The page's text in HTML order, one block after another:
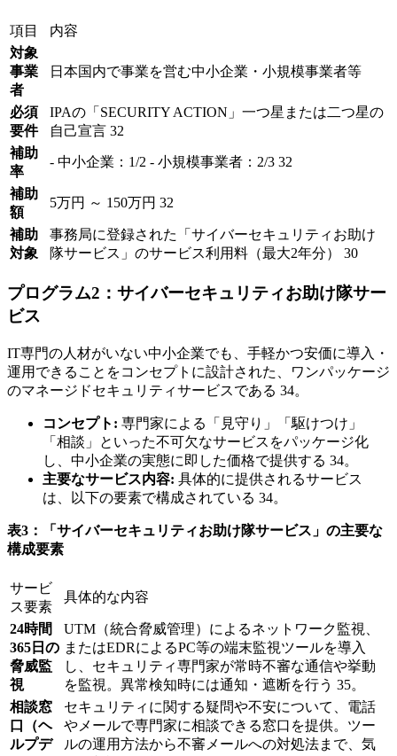
項目
内容
対象
事業
者
日本国内で事業を営む中小企業・小規模事業者等
必須
要件
IPAの「SECURITY ACTION」一つ星または二つ星の
自己宣言 32
補助
率
- 中小企業：1/2 - 小規模事業者：2/3 32
補助
額
5万円 ～ 150万円 32
補助
対象
事務局に登録された「サイバーセキュリティお助け
隊サービス」のサービス利用料（最大2年分） 30
プログラム2：サイバーセキュリティお助け隊サー
ビス
IT専門の人材がいない中小企業でも、手軽かつ安価に導入・
運用できることをコンセプトに設計された、ワンパッケージ
のマネージドセキュリティサービスである 34。
コンセプト: 専門家による「見守り」「駆けつけ」
「相談」といった不可欠なサービスをパッケージ化
し、中小企業の実態に即した価格で提供する 34。
主要なサービス内容: 具体的に提供されるサービス
は、以下の要素で構成されている 34。
表3：「サイバーセキュリティお助け隊サービス」の主要な
構成要素
サービ
ス要素
具体的な内容
24時間
365日の
脅威監
視
UTM（統合脅威管理）によるネットワーク監視、
またはEDRによるPC等の端末監視ツールを導入
し、セキュリティ専門家が常時不審な通信や挙動
を監視。異常検知時には通知・遮断を行う 35。
相談窓
口（ヘ
ルプデ
セキュリティに関する疑問や不安について、電話
やメールで専門家に相談できる窓口を提供。ツー
ルの運用方法から不審メールへの対処法まで、気